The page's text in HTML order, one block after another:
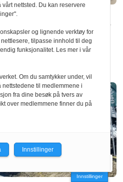
fjerner gift­
Innstillinger
nettsted. Du kan reservere
og lignende verktøy for
tilpasse innhold til deg
funksjonalitet. Les mer i vår
Om du samtykker under, vil
til medlemmene i
fra dine besøk på tvers av
over medlemmene finner du på
Innstillinger